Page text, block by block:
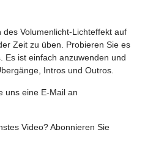
Volumenlicht-Lichteffekt auf
Zeit zu üben. Probieren Sie es
Es ist einfach anzuwenden und
Intros und Outros.
uns eine E-Mail an
Video? Abonnieren Sie